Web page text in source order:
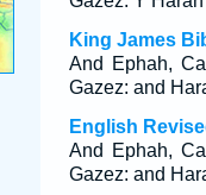
King James
And Ephah,
Gazez: and
English
And Ephah,
Gazez: and